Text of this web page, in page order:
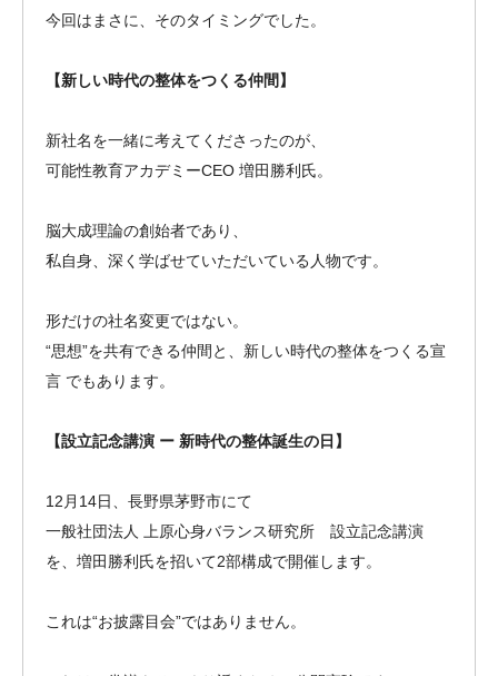
今回はまさに、そのタイミングでした。
【新しい時代の整体をつくる仲間】
新社名を一緒に考えてくださったのが、
可能性教育アカデミーCEO 増田勝利氏。
脳大成理論の創始者であり、
私自身、深く学ばせていただいている人物です。
形だけの社名変更ではない。
“思想”を共有できる仲間と、新しい時代の整体をつくる宣
言 でもあります。
【設立記念講演 ー 新時代の整体誕生の日】
12月14日、長野県茅野市にて
一般社団法人 上原心身バランス研究所 設立記念講演
を、増田勝利氏を招いて2部構成で開催します。
これは“お披露目会”ではありません。